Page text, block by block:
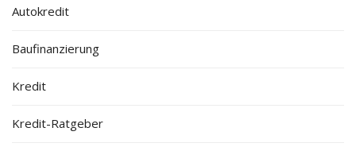
Autokredit
Baufinanzierung
Kredit
Kredit-Ratgeber